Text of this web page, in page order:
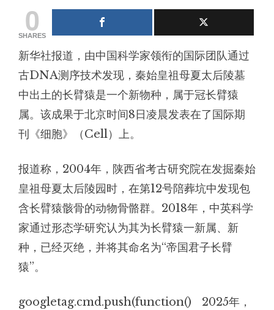
0
SHARES
新华社报道，由中国科学家领衔的国际团队通过
古DNA测序技术发现，秦始皇祖母夏太后陵墓
中出土的长臂猿是一个新物种，属于冠长臂猿
属。该成果于北京时间8日凌晨发表在了国际期
刊《细胞》（Cell）上。
报道称，2004年，陕西省考古研究院在发掘秦始
皇祖母夏太后陵园时，在第12号陪葬坑中发现包
含长臂猿骸骨的动物骨骼群。2018年，中英科学
家通过形态学研究认为其为长臂猿一新属、新
种，已经灭绝，并将其命名为“帝国君子长臂
猿”。
googletag.cmd.push(function()
2025年，